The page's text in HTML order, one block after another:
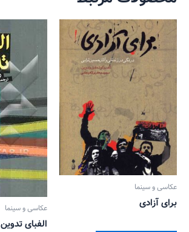
عکاسی و سینما
برای آزادی عکاسی و سینما
الفبای تدوین